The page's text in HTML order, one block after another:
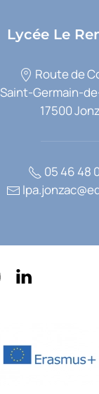
Lycée Le
Route de
Saint-Germain-
17500
05 46 48